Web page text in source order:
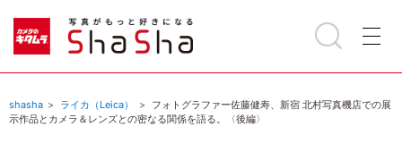
shasha ライカ（Leica）
フォトグラファー佐藤健寿、新宿 北村写真機店での展
示作品とカメラ＆レンズとの密なる関係を語る。〈後編〉